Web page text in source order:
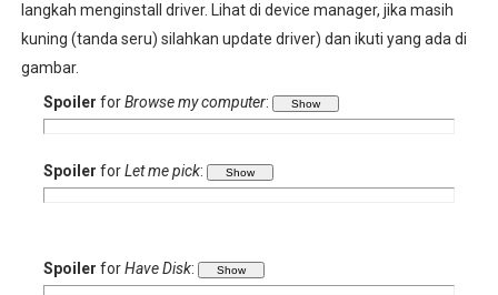
langkah menginstall driver. Lihat di device manager, jika masih
kuning (tanda seru) silahkan update driver) dan ikuti yang ada di
gambar.
Spoiler forBrowse my computer:
Spoiler forLet me pick:
Spoiler forHave Disk: